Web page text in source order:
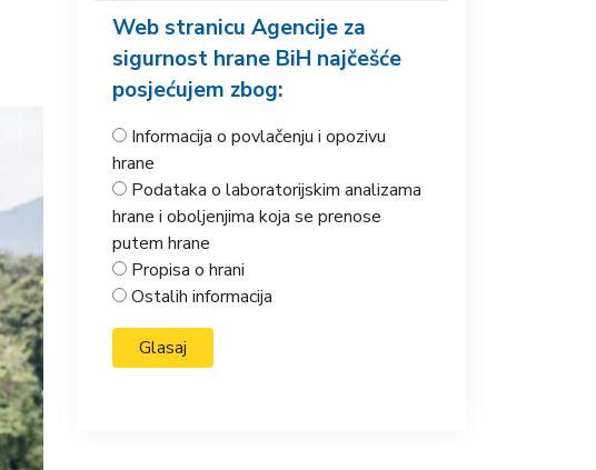
Web stranicu Agencije za
sigurnost hrane BiH najčešće
posjećujem zbog:
Informacija o povlačenju i opozivu
hrane
Podataka o laboratorijskim analizama
hrane i oboljenjima koja se prenose
putem hrane
Propisa o hrani
Ostalih informacija